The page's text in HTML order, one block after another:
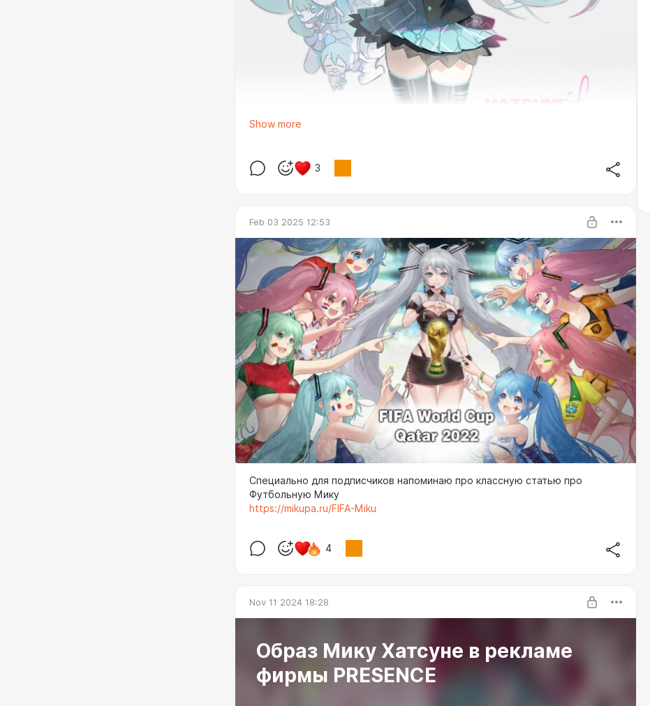
Show more
3
Feb 03 2025 12:53
Специально для подписчиков напоминаю про классную статью про
Футбольную Мику
https://mikupa.ru/FIFA-Miku
4
Nov 11 2024 18:28
Образ Мику Хатсуне в рекламе
фирмы PRESENCE